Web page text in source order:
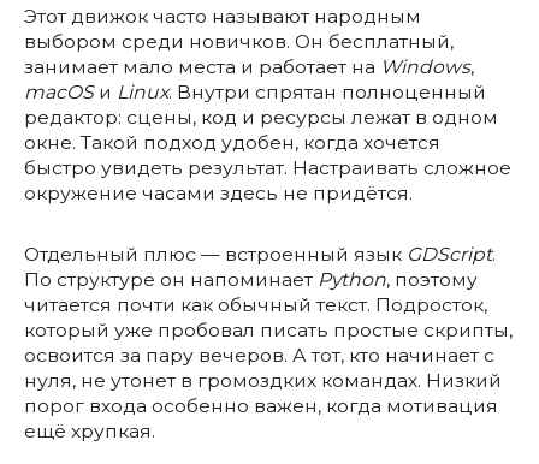
Этот движок часто называют народным
выбором среди новичков. Он бесплатный,
занимает мало места и работает на Windows,
macOSи Linux. Внутри спрятан полноценный
редактор: сцены, код и ресурсы лежат в одном
окне. Такой подход удобен, когда хочется
быстро увидеть результат. Настраивать сложное
окружение часами здесь не придётся.
Отдельный плюс — встроенный язык GDScript.
По структуре он напоминает Python, поэтому
читается почти как обычный текст. Подросток,
который уже пробовал писать простые скрипты,
освоится за пару вечеров. А тот, кто начинает с
нуля, не утонет в громоздких командах. Низкий
порог входа особенно важен, когда мотивация
ещё хрупкая.